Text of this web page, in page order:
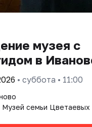
музея с
в
• суббота • 11:00
Музей семьи Цветаевых